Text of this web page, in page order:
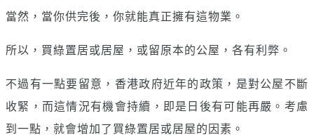
當然，當你供完後，你就能真正擁有這物業。
所以，買綠置居或居屋，或留原本的公屋，各有利弊。
不過有一點要留意，香港政府近年的政策，是對公屋不斷
收緊，而這情況有機會持續，即是日後有可能再嚴。考慮
到一點，就會增加了買綠置居或居屋的因素。